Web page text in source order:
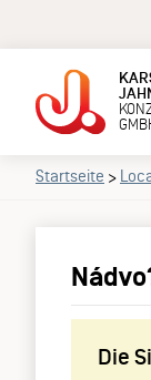
Startseite >
Die